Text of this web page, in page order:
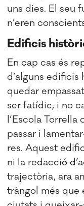
uns dies. El seu
n’eren
Edificis
En cap cas és
d’alguns
quedar
ser fatídic, i no
l’Escola Torrella
passar i
res. Aquest
ni la redacció
trajectòria, ara
tràngol més que